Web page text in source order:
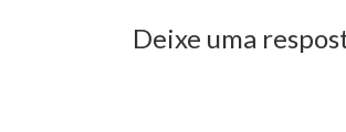
Deixe uma